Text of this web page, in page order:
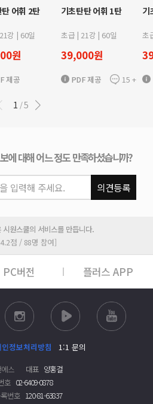
어휘 2탄
21강 | 60일
원
제공
기초탄탄 어휘 1탄
초급 | 21강 | 60일
39,000원
PDF 제공 15 +
기
초
1 /5
에 대해 어느 정도 만족하셨습니까?
입력해 주세요. 의견등록
원스쿨의 서비스를 만듭니다.
점 / 88명 참여]
PC버전 플러스 APP
정보처리방침
1:1 문의
스
대표 양홍걸
호 02-6409-0878
번호 120-81-63837